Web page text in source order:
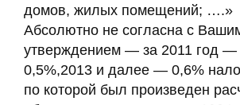
домов, жилых помещений; ….»
Абсолютно не согласна с
утверждением — за 2011 год —
0,5%,2013 и далее — 0,6%
по которой был произведен